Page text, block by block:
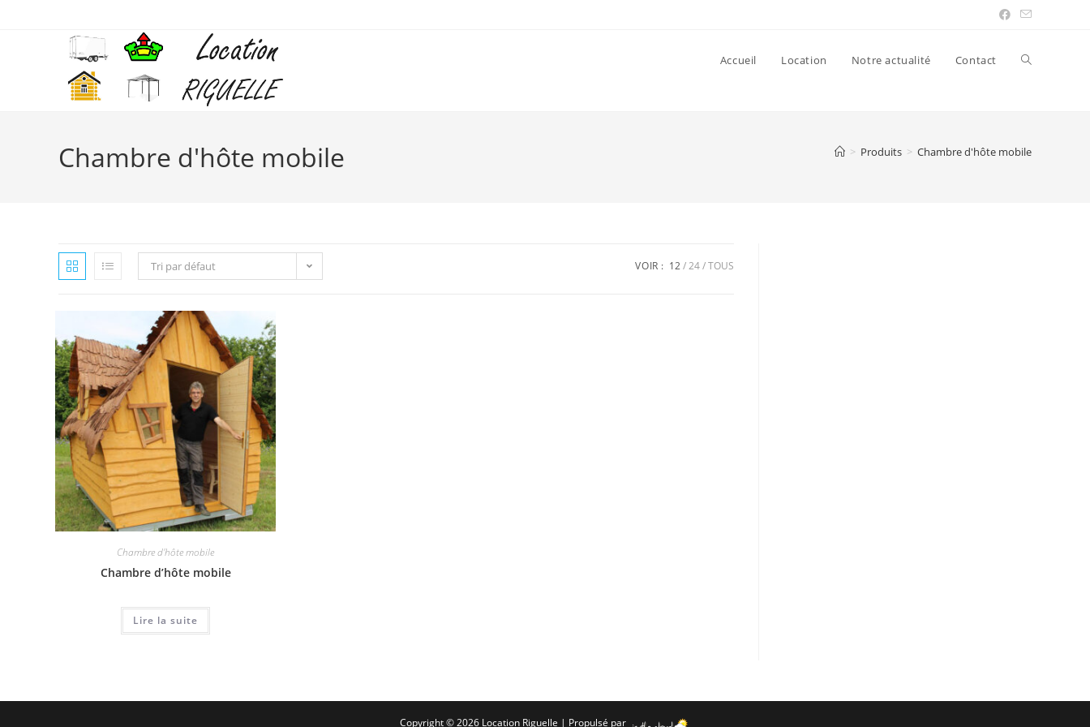
Accueil Location Notre actualité Contact
Chambre d'hôte mobile > Produits > Chambre d'hôte mobile
Tri par défaut VOIR : 12 24 TOUS
Chambre d'hôte mobile
Chambre d’hôte mobile
Lire la suite
Copyright © 2026 Location Riguelle | Propulsé par